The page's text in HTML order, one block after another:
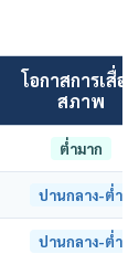
โอกาสการเสื่อม
สภาพ
ต่ำมาก
ปานกลาง-ต่ำ
ปานกลาง-ต่ำ